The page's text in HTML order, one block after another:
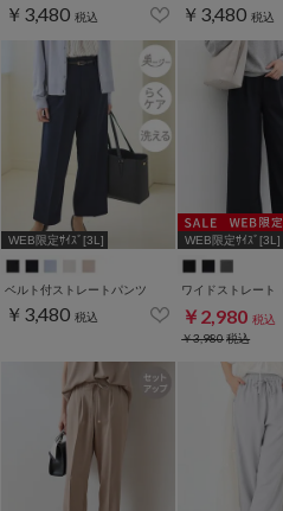
￥3,480 税込 ￥3,480 税込
WEB限定ｻｲｽﾞ[3L]
ベルト付ストレートパンツ
￥3,480 税込
WEB限定ｻｲｽﾞ[3L]
￥2,980 税込
￥3,980税込